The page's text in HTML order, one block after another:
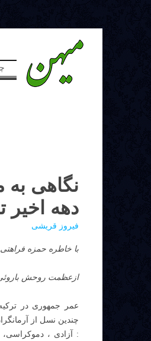
نگاهی به
دهه اخیر
فیروز قریشی
با خاطره حمزه فراهتی
ازعظمت روحش
عمر جمهوری در
چندین نسل از
: آزادی ،